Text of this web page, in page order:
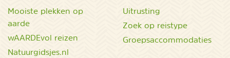
Mooiste plekken op
aarde
wAARDEvol reizen
Natuurgidsjes.nl
Uitrusting
Zoek op reistype
Groepsaccommodaties